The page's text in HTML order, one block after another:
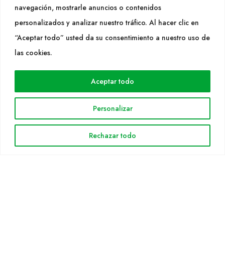
navegación, mostrarle anuncios o contenidos
personalizados y analizar nuestro tráfico. Al hacer clic en
“Aceptar todo” usted da su consentimiento a nuestro uso de
las cookies.
Personalizar
Rechazar todo
Aceptar todo
SÍGUENOS
WEB
Cultidelta
Solicitud Catálogo